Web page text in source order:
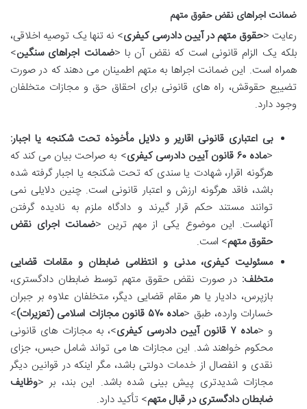
ضمانت اجراهای نقض حقوق متهم
رعایت <حقوق متهم در آیین دادرسی کیفری> نه تنها یک توصیه اخلاقی،
بلکه یک الزام قانونی است که نقض آن با <ضمانت اجراهای سنگین>
همراه است. این ضمانت اجراها به متهم اطمینان می دهند که در صورت
تضییع حقوقش، راه های قانونی برای احقاق حق و مجازات متخلفان
وجود دارد.
بی اعتباری قانونی اقاریر و دلایل مأخوذه تحت شکنجه یا اجبار:
<ماده ۶۰ قانون آیین دادرسی کیفری
> به صراحت بیان می کند که
هرگونه اقرار، شهادت یا سندی که تحت شکنجه یا اجبار گرفته شده
باشد، فاقد هرگونه ارزش و اعتبار قانونی است. چنین دلایلی نمی
توانند مستند حکم قرار گیرند و دادگاه ملزم به نادیده گرفتن
آنهاست. این موضوع یکی از مهم ترین <ضمانت اجرای نقض
حقوق متهم> است.
مسئولیت کیفری، مدنی و انتظامی ضابطان و مقامات قضایی
متخلف: در صورت نقض حقوق متهم توسط ضابطان دادگستری،
بازپرس، دادیار یا هر مقام قضایی دیگر، متخلفان علاوه بر جبران
خسارات وارده، طبق <ماده ۵۷۰ قانون مجازات اسلامی (تعزیرات)
>
و <ماده ۷ قانون آیین دادرسی کیفری
>، به مجازات های قانونی
محکوم خواهند شد. این مجازات ها می تواند شامل حبس، جزای
نقدی و انفصال از خدمات دولتی باشد، مگر اینکه در قوانین دیگر
مجازات شدیدتری پیش بینی شده باشد. این بند، بر <وظایف
ضابطان دادگستری در قبال متهم> تأکید دارد.